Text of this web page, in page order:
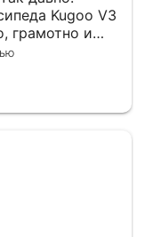
Kugoo V3
грамотно и
сделано